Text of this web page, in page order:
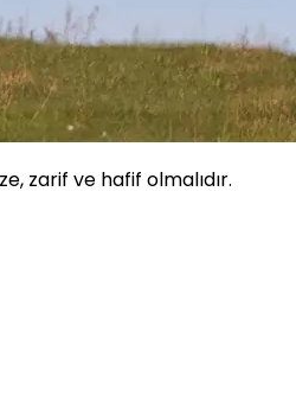
zarif ve hafif olmalıdır.